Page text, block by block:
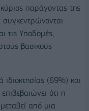
παράγοντας της
συγκεντρώνονται
τις Υποδομές,
βασικούς
(69%) και
ότι η
από μια